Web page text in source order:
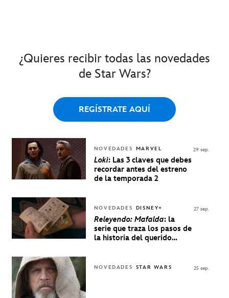
¿Quieres recibir todas las novedades
de Star Wars?
REGÍSTRATE AQUÍ
NOVEDADES MARVEL
Loki: Las 3 claves que debes
recordar antes del estreno
de la temporada 2
29 sep.
NOVEDADES DISNEY+
Releyendo: Mafalda: la
serie que traza los pasos de
la historia del querido
27 sep.
NOVEDADES STAR WARS 25 sep.